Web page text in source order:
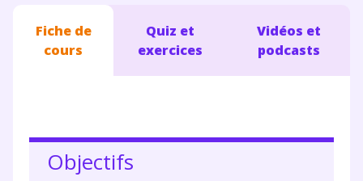
Fiche de
cours
Quiz et
exercices
Vidéos et
podcasts
Objectifs